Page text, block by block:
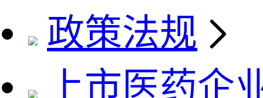
政策法规
上市医药企